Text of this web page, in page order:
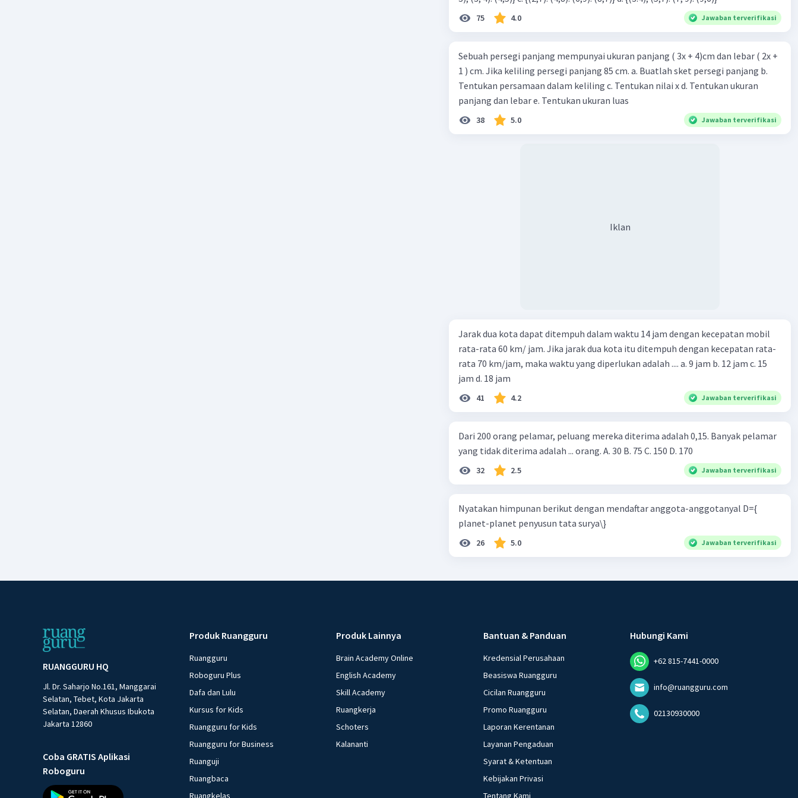
75 4.0 Jawaban terverifikasi
Sebuah persegi panjang mempunyai ukuran panjang ( 3x + 4)cm dan lebar ( 2x +
1 ) cm. Jika keliling persegi panjang 85 cm. a. Buatlah sket persegi panjang b.
Tentukan persamaan dalam keliling c. Tentukan nilai x d. Tentukan ukuran
panjang dan lebar e. Tentukan ukuran luas
38 5.0 Jawaban terverifikasi
Iklan
Jarak dua kota dapat ditempuh dalam waktu 14 jam dengan kecepatan mobil
rata-rata 60 km/ jam. Jika jarak dua kota itu ditempuh dengan kecepatan rata-
rata 70 km/jam, maka waktu yang diperlukan adalah .... a. 9 jam b. 12 jam c. 15
jam d. 18 jam
41 4.2 Jawaban terverifikasi
Dari 200 orang pelamar, peluang mereka diterima adalah 0,15. Banyak pelamar
yang tidak diterima adalah ... orang. A. 30 B. 75 C. 150 D. 170
32 2.5 Jawaban terverifikasi
Nyatakan himpunan berikut dengan mendaftar anggota-anggotanyal D={
planet-planet penyusun tata surya\}
26 5.0 Jawaban terverifikasi
RUANGGURU HQ
Jl. Dr. Saharjo No.161, Manggarai
Selatan, Tebet, Kota Jakarta
Selatan, Daerah Khusus Ibukota
Jakarta 12860
Coba GRATIS Aplikasi
Roboguru
Produk Ruangguru
Ruangguru
Roboguru Plus
Dafa dan Lulu
Kursus for Kids
Ruangguru for Kids
Ruangguru for Business
Ruanguji
Ruangbaca
Ruangkelas
Produk Lainnya
Brain Academy Online
English Academy
Skill Academy
Ruangkerja
Schoters
Kalananti
Bantuan & Panduan
Kredensial Perusahaan
Beasiswa Ruangguru
Cicilan Ruangguru
Promo Ruangguru
Laporan Kerentanan
Layanan Pengaduan
Syarat & Ketentuan
Kebijakan Privasi
Tentang Kami
Hubungi Kami
+62 815-7441-0000
info@ruangguru.com
02130930000